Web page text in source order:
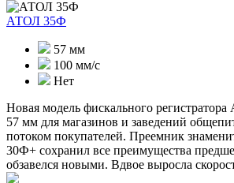
АТОЛ 35Ф
57 мм
100 мм/с
Нет
Новая модель фискального
57 мм для магазинов и заведений
потоком покупателей. Преемник
30Ф+ сохранил все преимущества
обзавелся новыми. Вдвое выросла